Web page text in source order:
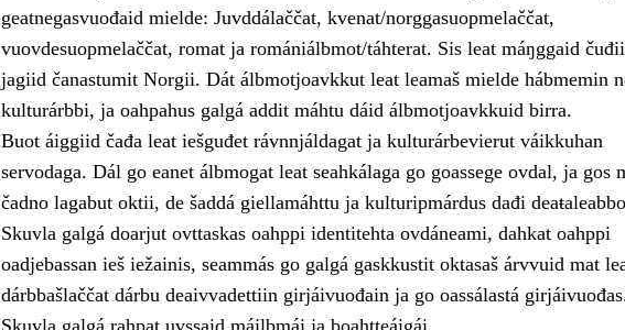
geatnegasvuođaid mielde: Juvddálaččat, kvenat/norggasuopmelaččat,
vuovdesuopmelaččat, romat ja romániálbmot/táhterat. Sis leat máŋggaid
jagiid čanastumit Norgii. Dát álbmotjoavkkut leat leamaš mielde hábmemin
kulturárbbi, ja oahpahus galgá addit máhtu dáid álbmotjoavkkuid birra.
Buot áiggiid čađa leat iešguđet rávnnjáldagat ja kulturárbevierut váikkuhan
servodaga. Dál go eanet álbmogat leat seahkálaga go goassege ovdal, ja gos
čadno lagabut oktii, de šaddá giellamáhttu ja kulturipmárdus dađi
Skuvla galgá doarjut ovttaskas oahppi identitehta ovdáneami, dahkat oahppi
oadjebassan ieš iežainis, seammás go galgá gaskkustit oktasaš árvvuid mat
dárbbašlaččat dárbu deaivvadettiin girjáivuođain ja go oassálastá